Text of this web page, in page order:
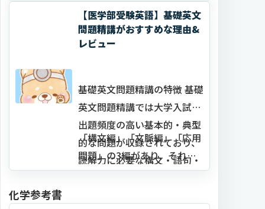
いますが、より語法・文法に
特化しており各章末にExtra
の整序問題が収録されている
【医学部受験英語】基礎英文
問題精講がおすすめな理由&
レビュー
基礎英文問題精講の特徴 基礎
英文問題精講では大学入試で
出題頻度の高い基本的・典型
的な問題が収録されており、
読解力に必要な構文・語句・
「構文編」「文脈編」「応用
問題」の3編があり、それぞ
れ…
化学参考書